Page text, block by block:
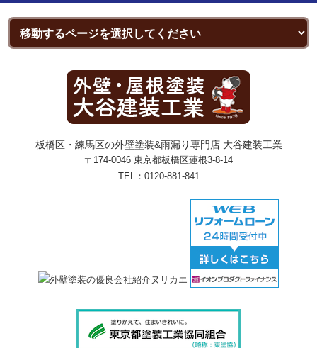
板橋区・練馬区の外壁塗装&雨漏り専門店 大谷建装工業
〒174-0046 東京都板橋区蓮根3-8-14
TEL： 0120-881-841